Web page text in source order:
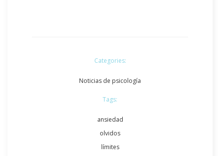
Categories:
Noticias de psicología
Tags:
ansiedad
olvidos
límites